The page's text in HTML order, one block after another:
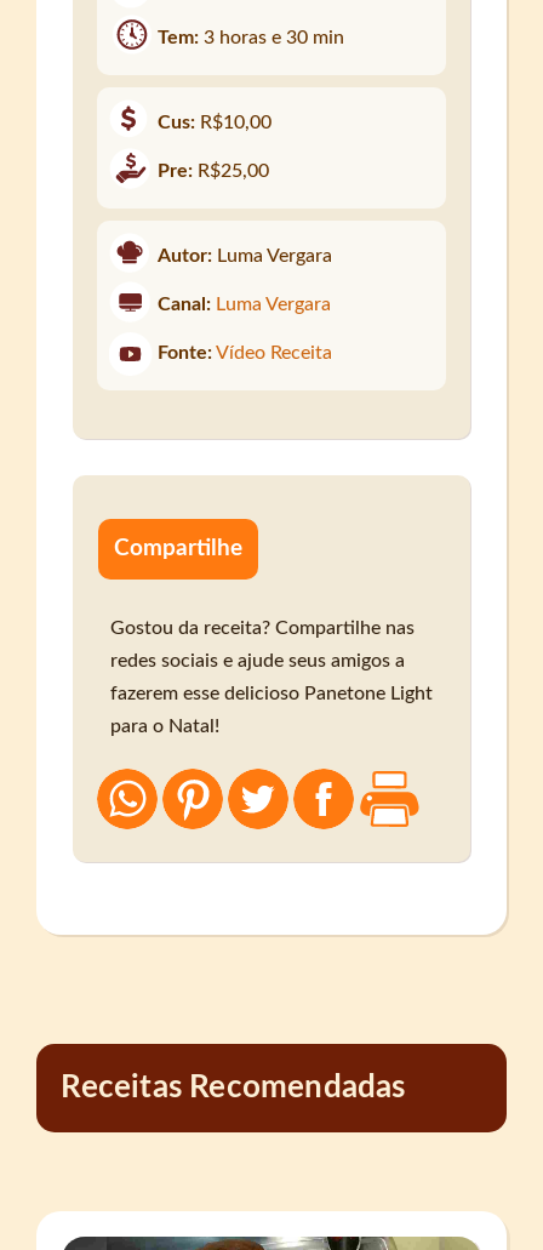
Tem:3 horas e 30 min
Cus: R$10,00
Pre: R$25,00
Autor: Luma Vergara
Canal: Luma Vergara
Fonte: Vídeo Receita
Compartilhe
Gostou da receita? Compartilhe nas
redes sociais e ajude seus amigos a
fazerem esse delicioso Panetone Light
para o Natal!
Receitas Recomendadas